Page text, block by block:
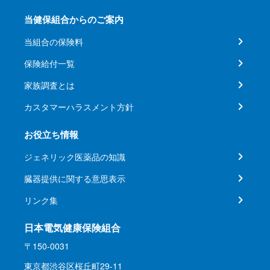
当健保組合からのご案内
当組合の保険料
保険給付一覧
家族調査とは
カスタマーハラスメント方針
お役立ち情報
ジェネリック医薬品の知識
臓器提供に関する意思表示
リンク集
日本電気健康保険組合
〒150-0031
東京都渋谷区桜丘町29-11